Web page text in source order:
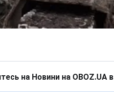
на Новини на OBOZ.UA в